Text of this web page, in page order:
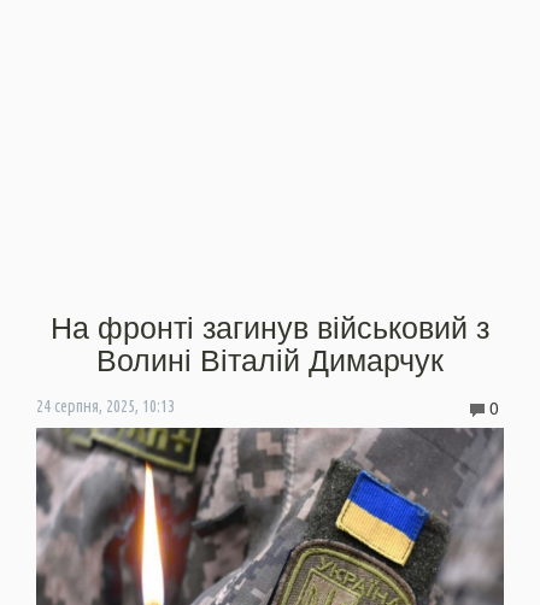
На фронті загинув військовий з
Волині Віталій Димарчук
24 серпня, 2025, 10:13 0